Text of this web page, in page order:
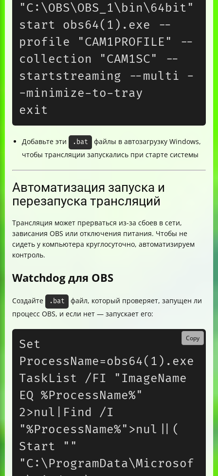
"C:\OBS\OBS_1\bin\64bit"
start obs64(1).exe --
profile "CAM1PROFILE" --
collection "CAM1SC" --
startstreaming --multi -
-minimize-to-tray
Добавьте эти .bat
файлы в автозагрузку Windows,
чтобы трансляции запускались при старте системы
Автоматизация запуска и
перезапуска трансляций
Трансляция может прерваться из-за сбоев в сети,
зависания OBS или отключения питания. Чтобы не
сидеть у компьютера круглосуточно, автоматизируем
контроль.
Watchdog для OBS
Создайте .bat
файл, который проверяет, запущен ли
процесс OBS, и если нет — запускает его:
Set
ProcessName=obs64(1).exe
TaskList /FI "ImageName
EQ %ProcessName%"
2>nul|Find /I
"%ProcessName%">nul||(
Start ""
"C:\ProgramData\Microsof
Copy